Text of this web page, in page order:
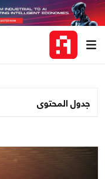
جدول المحتوى